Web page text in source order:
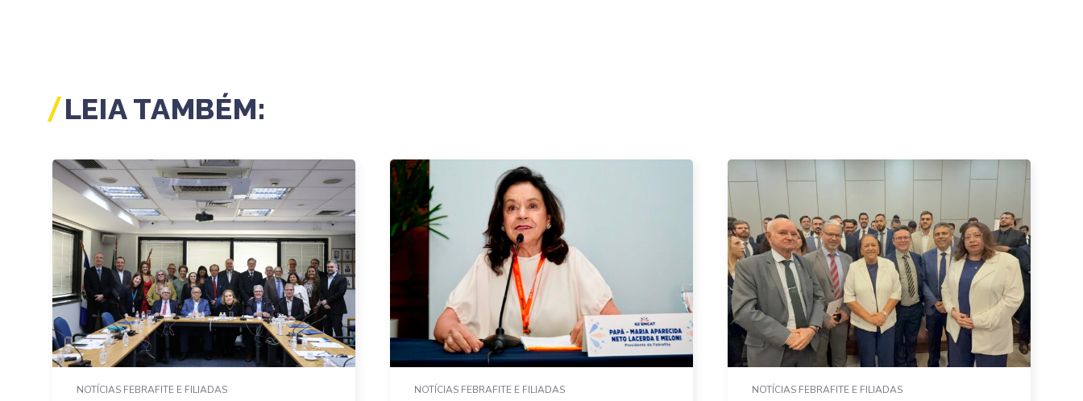
LEIA TAMBÉM:
NOTÍCIAS FEBRAFITE E FILIADAS NOTÍCIAS FEBRAFITE E FILIADAS NOTÍCIAS FEBRAFITE E FILIADAS